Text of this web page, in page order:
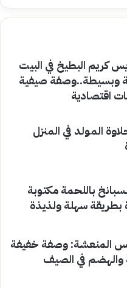
كريم البطيخ في البيت
وبسيطة..وصفة صيفية
اقتصادية
المولد في المنزل
باللحمة مكتوبة
سهلة ولذيذة
المنعشة: وصفة خفيفة
والهضم في الصيف